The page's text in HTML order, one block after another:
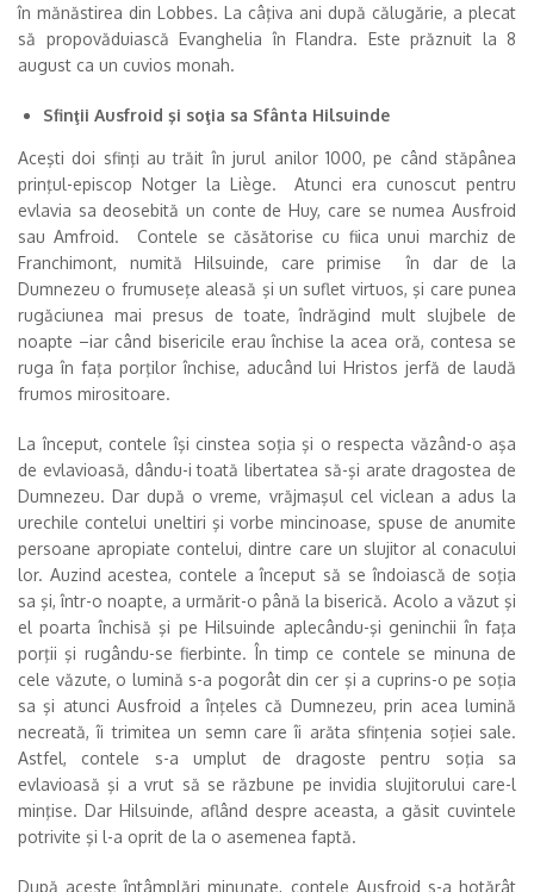
în mănăstirea din Lobbes. La câţiva ani după călugărie, a plecat
să propovăduiască Evanghelia în Flandra. Este prăznuit la 8
august ca un cuvios monah.
Sfinţii Ausfroid şi soţia sa Sfânta Hilsuinde
Aceşti doi sfinţi au trăit în jurul anilor 1000, pe când stăpânea
prinţul-episcop Notger la Liège. Atunci era cunoscut pentru
evlavia sa deosebită un conte de Huy, care se numea Ausfroid
sau Amfroid. Contele se căsătorise cu fiica unui marchiz de
Franchimont, numită Hilsuinde, care primise în dar de la
Dumnezeu o frumuseţe aleasă şi un suflet virtuos, şi care punea
rugăciunea mai presus de toate, îndrăgind mult slujbele de
noapte –iar când bisericile erau închise la acea oră, contesa se
ruga în faţa porţilor închise, aducând lui Hristos jerfă de laudă
frumos mirositoare.
La început, contele îşi cinstea soţia şi o respecta văzând-o aşa
de evlavioasă, dându-i toată libertatea să-şi arate dragostea de
Dumnezeu. Dar după o vreme, vrăjmaşul cel viclean a adus la
urechile contelui uneltiri şi vorbe mincinoase, spuse de anumite
persoane apropiate contelui, dintre care un slujitor al conacului
lor. Auzind acestea, contele a început să se îndoiască de soţia
sa şi, într-o noapte, a urmărit-o până la biserică. Acolo a văzut şi
el poarta închisă şi pe Hilsuinde aplecându-şi geninchii în faţa
porţii şi rugându-se fierbinte. În timp ce contele se minuna de
cele văzute, o lumină s-a pogorât din cer şi a cuprins-o pe soţia
sa şi atunci Ausfroid a înţeles că Dumnezeu, prin acea lumină
necreată, îi trimitea un semn care îi arăta sfinţenia soţiei sale.
Astfel, contele s-a umplut de dragoste pentru soţia sa
evlavioasă şi a vrut să se răzbune pe invidia slujitorului care-l
minţise. Dar Hilsuinde, aflând despre aceasta, a găsit cuvintele
potrivite şi l-a oprit de la o asemenea faptă.
După aceste întâmplări minunate, contele Ausfroid s-a hotărât